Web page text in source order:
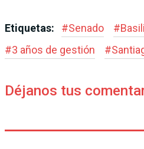
Etiquetas: #Senado #
#3 años de gestión #
Déjanos tus